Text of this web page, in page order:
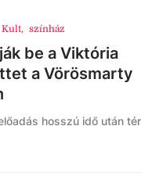
Kult, színház
be a Viktória
a Vörösmarty
hosszú idő után